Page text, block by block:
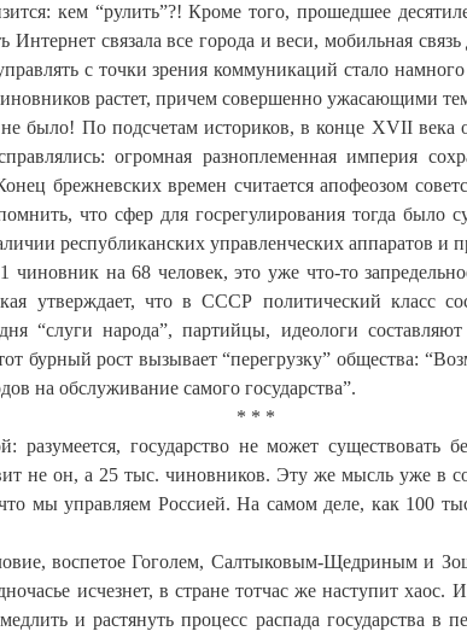
кем “рулить”?! Кроме того, прошедшее
связала все города и веси, мобильная
с точки зрения коммуникаций стало
растет, причем совершенно ужасающими
было! По подсчетам историков, в конце XVII
огромная разноплеменная империя
брежневских времен считается апофеозом
что сфер для госрегулирования тогда было
республиканских управленческих аппаратов и
на 68 человек, это уже что-то
утверждает, что в СССР политический класс
“слуги народа”, партийцы, идеологи
бурный рост вызывает “перегрузку” общества:
на обслуживание самого государства”.
* * *
разумеется, государство не может существовать
не он, а 25 тыс. чиновников. Эту же мысль уже в
мы управляем Россией. На самом деле, как 100
воспетое Гоголем, Салтыковым-Щедриным и
исчезнет, в стране тотчас же наступит хаос.
и растянуть процесс распада государства в